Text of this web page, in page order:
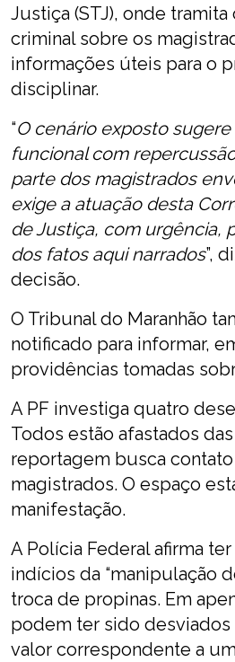
Justiça (STJ), onde
criminal sobre os
informações úteis para o
disciplinar.
“O cenário exposto
funcional com
parte dos magistrados
exige a atuação desta
de Justiça, com urgência,
dos fatos aqui narrados”,
decisão.
O Tribunal do Maranhão
notificado para informar,
providências tomadas
A PF investiga quatro
Todos estão afastados
reportagem busca
magistrados. O espaço
manifestação.
A Polícia Federal afirma
indícios da “manipulação
troca de propinas. Em
podem ter sido desviados
valor correspondente a